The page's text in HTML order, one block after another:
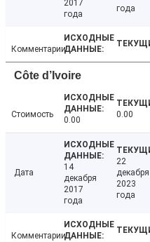
2017
года
года
Комментарии
Côte d’Ivoire
Стоимость
0.00
0.00
Дата
14
декабря
2017
года
22
декабря
2023
года
Комментарии